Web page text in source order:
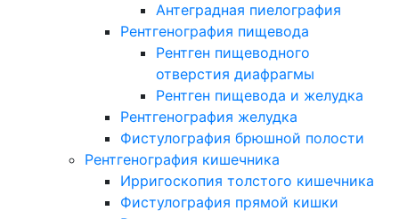
Антеградная пиелография
Рентгенография пищевода
Рентген пищеводного
отверстия диафрагмы
Рентген пищевода и желудка
Рентгенография желудка
Фистулография брюшной полости
Рентгенография кишечника
Ирригоскопия толстого кишечника
Фистулография прямой кишки